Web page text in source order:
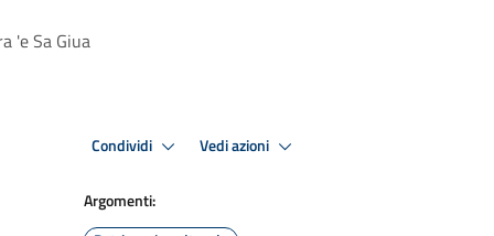
'e Sa Giua
Condividi Vedi azioni
Argomenti: